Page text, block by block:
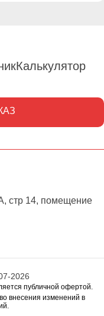
Калькулятор
стр 14, помещение
2026
публичной офертой.
внесения изменений в